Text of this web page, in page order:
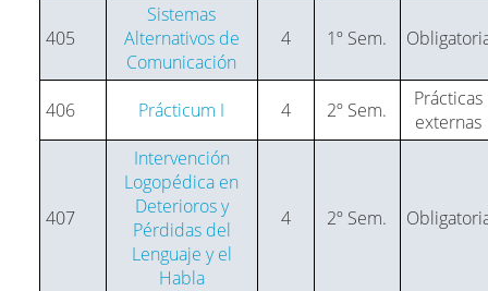
405
Sistemas
Alternativos de
Comunicación
4 1º Sem.
406 Prácticum I 4 2º Sem.
Prácticas
externas
407
Intervención
Logopédica en
Deterioros y
Pérdidas del
Lenguaje y el
Habla
4 2º Sem.